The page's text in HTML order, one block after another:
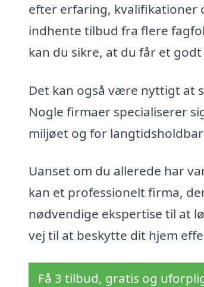
efter erfaring, kvalifikationer
indhente tilbud fra flere
kan du sikre, at du får et
Det kan også være nyttigt at
Nogle firmaer specialiserer
miljøet og for
Uanset om du allerede har
kan et professionelt firma,
nødvendige ekspertise til at
vej til at beskytte dit hjem
Få 3 tilbud, gratis og